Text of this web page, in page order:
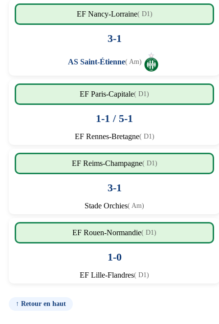
EF Nancy-Lorraine( D1)
3-1
AS Saint-Étienne( Am)
EF Paris-Capitale( D1)
1-1 / 5-1
EF Rennes-Bretagne( D1)
EF Reims-Champagne( D1)
3-1
Stade Orchies( Am)
EF Rouen-Normandie( D1)
1-0
EF Lille-Flandres( D1)
↑ Retour en haut